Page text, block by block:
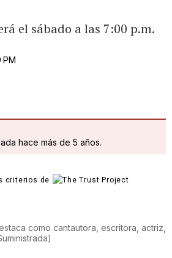
el sábado a las 7:00 p.m.
PM
hace más de 5 años.
criterios de
como cantautora, escritora, actriz,
)